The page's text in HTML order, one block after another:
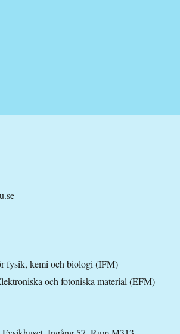
fysik, kemi och biologi (IFM)
och fotoniska material (EFM)